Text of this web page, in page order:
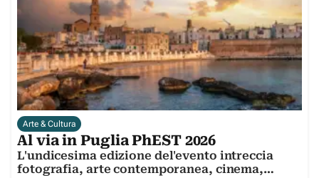
Arte & Cultura
Al via in Puglia PhEST 2026
L'undicesima edizione del'evento intreccia
fotografia, arte contemporanea, cinema,